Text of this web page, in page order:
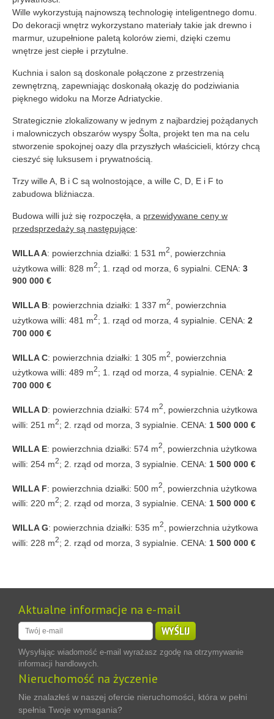
Wille wykorzystują najnowszą technologię inteligentnego domu.
Do dekoracji wnętrz wykorzystano materiały takie jak drewno i
marmur, uzupełnione paletą kolorów ziemi, dzięki czemu
wnętrze jest ciepłe i przytulne.
Kuchnia i salon są doskonale połączone z przestrzenią
zewnętrzną, zapewniając doskonałą okazję do podziwiania
pięknego widoku na Morze Adriatyckie.
Strategicznie zlokalizowany w jednym z najbardziej pożądanych
i malowniczych obszarów wyspy Šolta, projekt ten ma na celu
stworzenie spokojnej oazy dla przyszłych właścicieli, którzy chcą
cieszyć się luksusem i prywatnością.
Trzy wille A, B i C są wolnostojące, a wille C, D, E i F to
zabudowa bliźniacza.
Budowa willi już się rozpoczęła, a przewidywane ceny w
przedsprzedaży są następujące:
WILLA A: powierzchnia działki: 1 531 m2
, powierzchnia
użytkowa willi: 828 m2; 1. rząd od morza, 6 sypialni. CENA: 3
900 000 €
WILLA B: powierzchnia działki: 1 337 m2
, powierzchnia
użytkowa willi: 481 m2; 1. rząd od morza, 4 sypialnie. CENA: 2
700 000 €
WILLA C: powierzchnia działki: 1 305 m2
, powierzchnia
użytkowa willi: 489 m2; 1. rząd od morza, 4 sypialnie. CENA: 2
700 000 €
WILLA D: powierzchnia działki: 574 m2
, powierzchnia użytkowa
willi: 251 m2; 2. rząd od morza, 3 sypialnie. CENA: 1 500 000 €
WILLA E: powierzchnia działki: 574 m2
, powierzchnia użytkowa
willi: 254 m2; 2. rząd od morza, 3 sypialnie. CENA: 1 500 000 €
WILLA F: powierzchnia działki: 500 m2
, powierzchnia użytkowa
willi: 220 m2; 2. rząd od morza, 3 sypialnie. CENA: 1 500 000 €
WILLA G: powierzchnia działki: 535 m2
, powierzchnia użytkowa
willi: 228 m2; 2. rząd od morza, 3 sypialnie. CENA: 1 500 000 €
Aktualne informacje na e-mail
WYŚLIJ
Wysyłając wiadomość e-mail wyrażasz zgodę na otrzymywanie
informacji handlowych.
Nieruchomość na życzenie
Nie znalazłeś w naszej ofercie nieruchomości, która w pełni
spełnia Twoje wymagania?